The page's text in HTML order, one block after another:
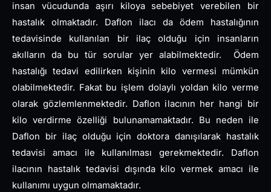
insan vücudunda aşırı kiloya sebebiyet verebilen bir
hastalık olmaktadır. Daflon ilacı da ödem hastalığının
tedavisinde kullanılan bir ilaç olduğu için insanların
akılların da bu tür sorular yer alabilmektedir. Ödem
hastalığı tedavi edilirken kişinin kilo vermesi mümkün
olabilmektedir. Fakat bu işlem dolaylı yoldan kilo verme
olarak gözlemlenmektedir. Daflon ilacının her hangi bir
kilo verdirme özelliği bulunamamaktadır. Bu neden ile
Daflon bir ilaç olduğu için doktora danışılarak hastalık
tedavisi amacı ile kullanılması gerekmektedir. Daflon
ilacının hastalık tedavisi dışında kilo vermek amacı ile
kullanımı uygun olmamaktadır.